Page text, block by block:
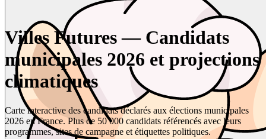
Villes Futures — Candidats
municipales 2026 et projections
climatiques
Carte interactive des candidats déclarés aux élections municipales
2026 en France. Plus de 50 000 candidats référencés avec leurs
programmes, sites de campagne et étiquettes politiques.